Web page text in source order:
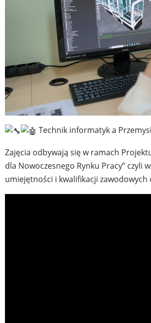
Technik informatyk a
Zajęcia odbywają się w ramach
dla Nowoczesnego Rynku Pracy” czyli
umiejętności i kwalifikacji